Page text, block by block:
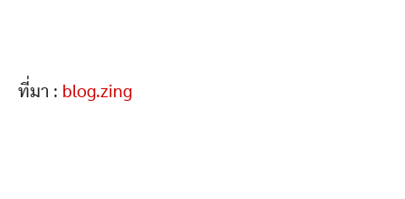
ที่มา : blog.zing